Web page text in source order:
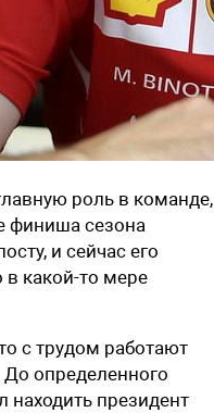
роль в команде,
финиша сезона
и сейчас его
в какой-то мере
с трудом работают
До определенного
находить президент